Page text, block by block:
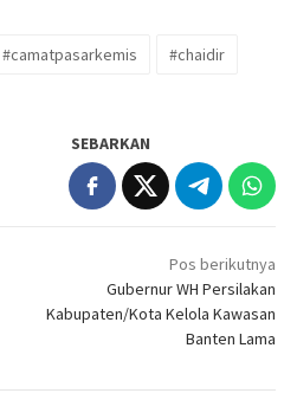
#camatpasarkemis
#chaidir
SEBARKAN
Pos berikutnya
Gubernur WH Persilakan
Kabupaten/Kota Kelola Kawasan
Banten Lama